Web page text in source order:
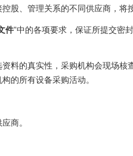
股、管理关系的不同供应商，将
件”中的各项要求，保证所提交密
料的真实性，采购机构会现场核
的所有设备采购活动。
商。